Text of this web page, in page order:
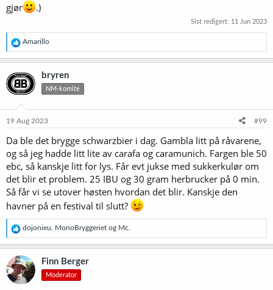
gjør
.)
Sist redigert: 11 Jun 2023
R
e
a
k
s
j
e
:
Amarillo
bryren
NM-komite
19 Aug 2023 #99
Da ble det brygge schwarzbier i dag. Gambla litt på råvarene,
og så jeg hadde litt lite av carafa og caramunich. Fargen ble 50
ebc, så kanskje litt for lys. Får evt jukse med sukkerkulør om
det blir et problem. 25 IBU og 30 gram herbrucker på 0 min.
Så får vi se utover høsten hvordan det blir. Kanskje den
havner på en festival til slutt?
R
e
a
k
s
j
o
dojonieu MonoBryggeriet og Mc.
Finn Berger
Moderator